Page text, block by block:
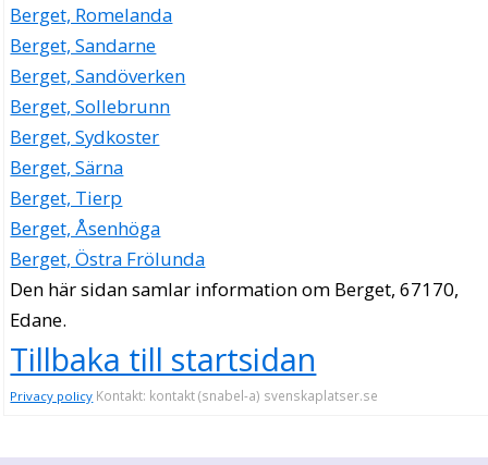
Berget, Romelanda
Berget, Sandarne
Berget, Sandöverken
Berget, Sollebrunn
Berget, Sydkoster
Berget, Särna
Berget, Tierp
Berget, Åsenhöga
Berget, Östra Frölunda
Den här sidan samlar information om Berget, 67170,
Edane.
Tillbaka till startsidan
Privacy policy Kontakt: kontakt (snabel-a) svenskaplatser.se